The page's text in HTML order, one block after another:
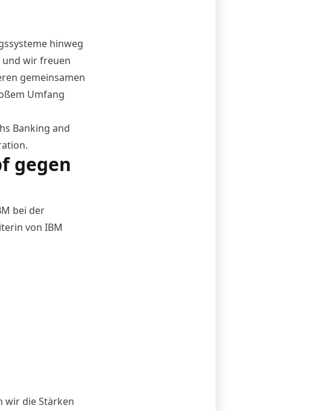
hinweg
und wir freuen
gemeinsamen
Umfang
Banking and
gegen
bei der
von IBM
wir die Stärken